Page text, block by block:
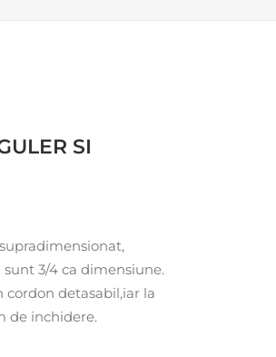
SI
3/4 ca dimensiune.
cordon detasabil,iar la
de inchidere.